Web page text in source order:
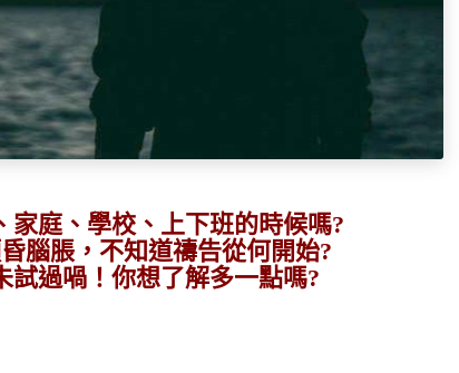
家庭、學校、上下班的時候嗎?
腦脹，不知道禱告從何開始?
試過喎！你想了解多一點嗎?